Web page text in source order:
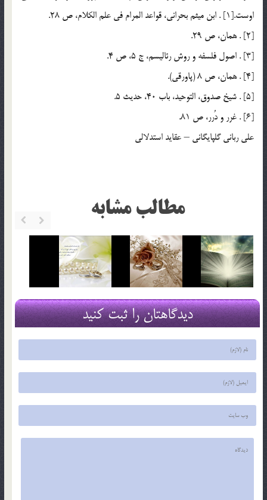
اوست.[1] . ابن ميثم بحراني، قواعد المرام في علم الكلام، ص 28.
[2] . همان، ص 29.
[3] . اصول فلسفه و روش رئاليسم، ج 5، ص 4.
[4] . همان، ص 8 (پاورقي).
[5] . شيخ صدوق، التوحيد، باب 40، حديث 5.
[6] . غرر و دُرر، ص 81.
علی ربانی گلپایگانی – عقاید استدلالی
مطالب مشابه
دیدگاهتان را ثبت کنید